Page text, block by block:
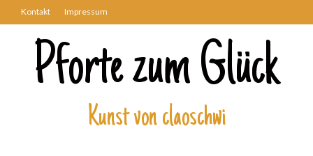
Kontakt Impressum
Pforte zum Glück
Kunst von claoschwi